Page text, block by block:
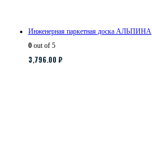
Инженерная паркетная доска АЛЬПИНА
0 out of 5
3,796.00 ₽